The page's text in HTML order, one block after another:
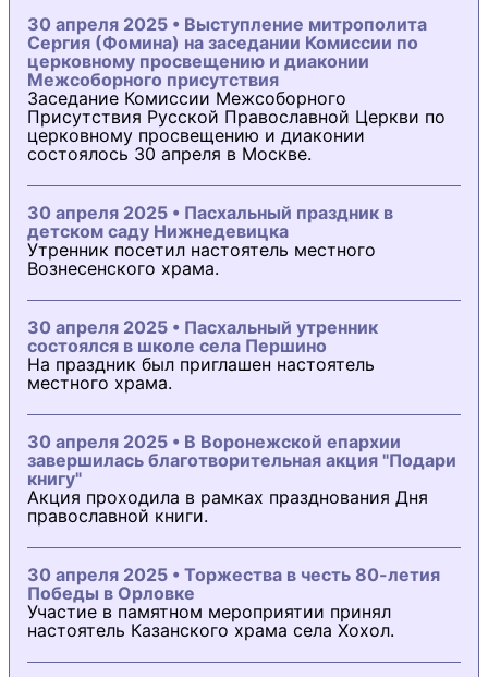
30 апреля 2025 • Выступление митрополита
Сергия (Фомина) на заседании Комиссии по
церковному просвещению и диаконии
Межсоборного присутствия
Заседание Комиссии Межсоборного
Присутствия Русской Православной Церкви по
церковному просвещению и диаконии
состоялось 30 апреля в Москве.
30 апреля 2025 • Пасхальный праздник в
детском саду Нижнедевицка
Утренник посетил настоятель местного
Вознесенского храма.
30 апреля 2025 • Пасхальный утренник
состоялся в школе села Першино
На праздник был приглашен настоятель
местного храма.
30 апреля 2025 • В Воронежской епархии
завершилась благотворительная акция "Подари
книгу"
Акция проходила в рамках празднования Дня
православной книги.
30 апреля 2025 • Торжества в честь 80-летия
Победы в Орловке
Участие в памятном мероприятии принял
настоятель Казанского храма села Хохол.